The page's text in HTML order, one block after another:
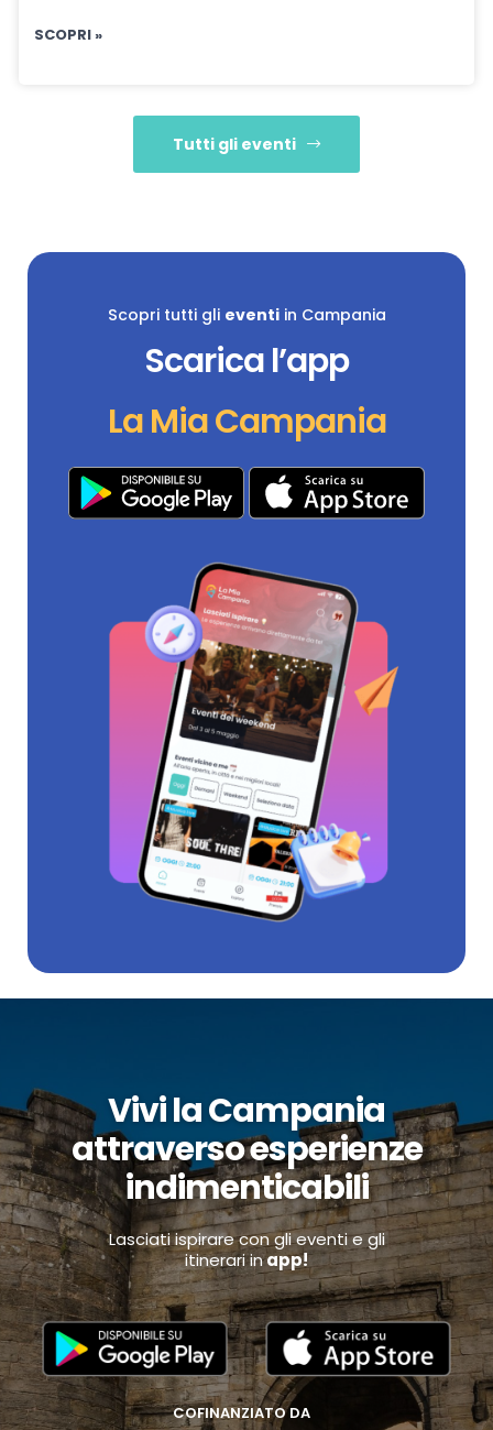
SCOPRI »
Tutti gli eventi
Scopri tutti gli eventiin Campania
Scarica l’app
La Mia Campania
Vivi la Campania
attraverso esperienze
indimenticabili
Lasciati ispirare con gli eventi e gli
itinerari inapp!
COFINANZIATO DA